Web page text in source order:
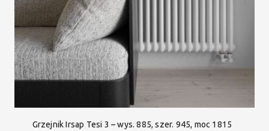
Grzejnik Irsap Tesi 3 – wys. 885, szer. 945, moc 1815